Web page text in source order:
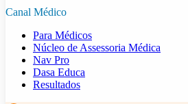
Canal Médico
Para Médicos
Núcleo de Assessoria Médica
Nav Pro
Dasa Educa
Resultados